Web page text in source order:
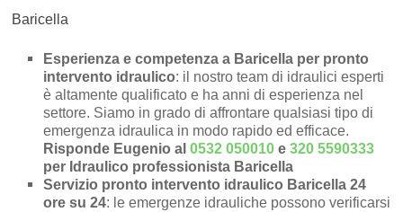
Baricella
Esperienza e competenza a Baricella per pronto
intervento idraulico: il nostro team di idraulici esperti
è altamente qualificato e ha anni di esperienza nel
settore. Siamo in grado di affrontare qualsiasi tipo di
emergenza idraulica in modo rapido ed efficace.
Risponde Eugenio al0532 050010 e320 5590333
per Idraulico professionista Baricella
Servizio pronto intervento idraulico Baricella 24
ore su 24: le emergenze idrauliche possono verificarsi